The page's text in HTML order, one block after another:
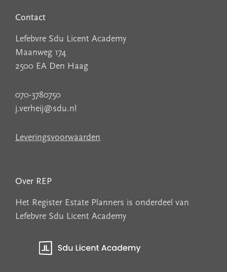
Contact
Lefebvre Sdu Licent Academy
Maanweg 174
2500 EA Den Haag
070-3780750
j.verheij@sdu.nl
Leveringsvoorwaarden
Over REP
Het Register Estate Planners is onderdeel van
Lefebvre Sdu Licent Academy